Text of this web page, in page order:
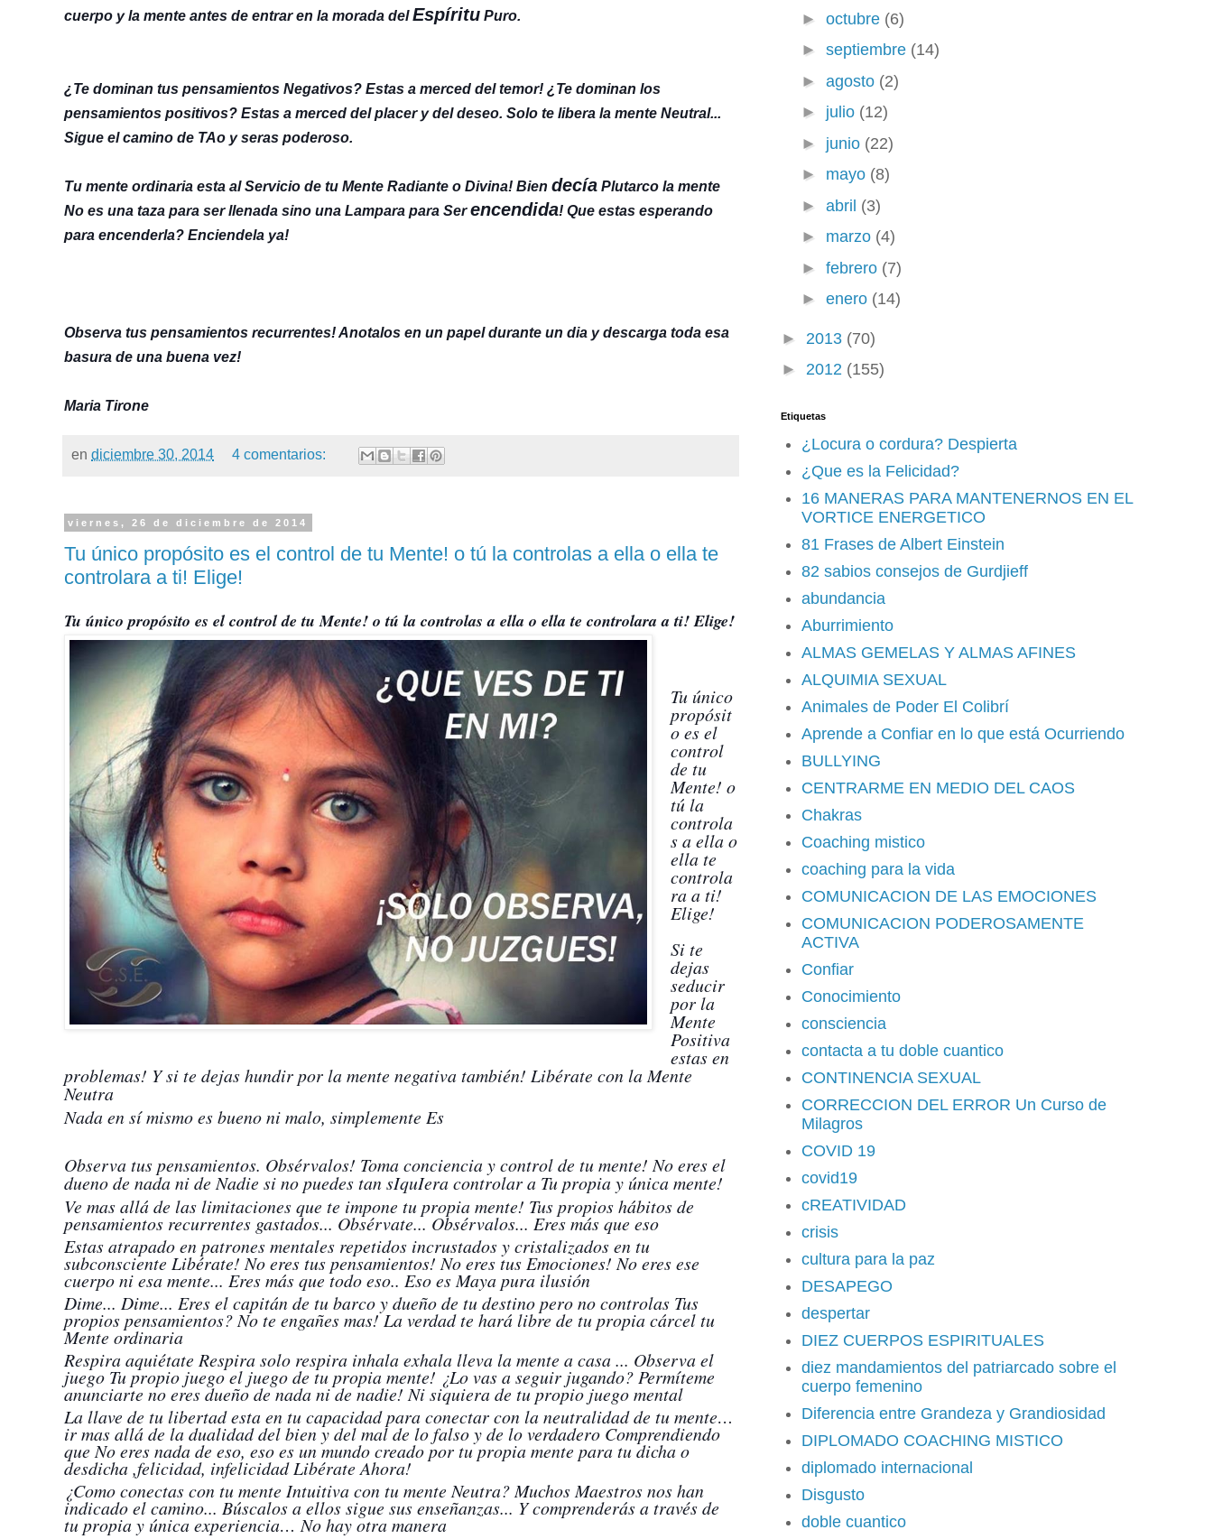
cuerpo y la mente antes de entrar en la morada delEspíritu Puro.
¿Te dominan tus pensamientos Negativos? Estas a merced del temor! ¿Te dominan los
pensamientos positivos? Estas a merced del placer y del deseo. Solo te libera la mente Neutral...
Sigue el camino de TAo y seras poderoso.
Tu mente ordinaria esta al Servicio de tu Mente Radiante o Divina! Bien decía Plutarco la mente
No es una taza para ser llenada sino una Lampara para Serencendida! Que estas esperando
para encenderla? Enciendela ya!
Observa tus pensamientos recurrentes! Anotalos en un papel durante un dia y descarga toda esa
basura de una buena vez!
Maria Tirone
en diciembre 30, 2014 4 comentarios:
viernes, 26 de diciembre de 2014
Tu único propósito es el control de tu Mente! o tú la controlas a ella o ella te
controlara a ti! Elige!
Tu único propósito es el control de tu Mente! o tú la controlas a ella o ella te controlara a ti! Elige!
Tu único
propósit
o es el
control
de tu
Mente! o
tú la
controla
s a ella o
ella te
controla
ra a ti!
Elige!
Si te
dejas
seducir
por la
Mente
Positiva
estas en
problemas! Y si te dejas hundir por la mente negativa también! Libérate con la Mente
Neutra
Nada en sí mismo es bueno ni malo, simplemente Es
Observa tus pensamientos. Obsérvalos! Toma conciencia y control de tu mente! No eres el
dueno de nada ni de Nadie si no puedes tan sIquIera controlar a Tu propia y única mente!
Ve mas allá de las limitaciones que te impone tu propia mente! Tus propios hábitos de
pensamientos recurrentes gastados... Obsérvate... Obsérvalos... Eres más que eso
Estas atrapado en patrones mentales repetidos incrustados y cristalizados en tu
subconsciente Libérate! No eres tus pensamientos! No eres tus Emociones! No eres ese
cuerpo ni esa mente... Eres más que todo eso.. Eso es Maya pura ilusión
Dime... Dime... Eres el capitán de tu barco y dueño de tu destino pero no controlas Tus
propios pensamientos? No te engañes mas! La verdad te hará libre de tu propia cárcel tu
Mente ordinaria
Respira aquiétate Respira solo respira inhala exhala lleva la mente a casa ... Observa el
juego Tu propio juego el juego de tu propia mente! ¿Lo vas a seguir jugando? Permíteme
anunciarte no eres dueño de nada ni de nadie! Ni siquiera de tu propio juego mental
La llave de tu libertad esta en tu capacidad para conectar con la neutralidad de tu mente…
ir mas allá de la dualidad del bien y del mal de lo falso y de lo verdadero Comprendiendo
que No eres nada de eso, eso es un mundo creado por tu propia mente para tu dicha o
desdicha ,felicidad, infelicidad Libérate Ahora!
¿Como conectas con tu mente Intuitiva con tu mente Neutra? Muchos Maestros nos han
indicado el camino... Búscalos a ellos sigue sus enseñanzas... Y comprenderás a través de
tu propia y única experiencia… No hay otra manera
► octubre (6)
► septiembre (14)
► agosto (2)
► julio (12)
► junio (22)
► mayo (8)
► abril (3)
► marzo (4)
► febrero (7)
► enero (14)
► 2013 (70)
► 2012 (155)
Etiquetas
¿Locura o cordura? Despierta
¿Que es la Felicidad?
16 MANERAS PARA MANTENERNOS EN EL
VORTICE ENERGETICO
81 Frases de Albert Einstein
82 sabios consejos de Gurdjieff
abundancia
Aburrimiento
ALMAS GEMELAS Y ALMAS AFINES
ALQUIMIA SEXUAL
Animales de Poder El Colibrí
Aprende a Confiar en lo que está Ocurriendo
BULLYING
CENTRARME EN MEDIO DEL CAOS
Chakras
Coaching mistico
coaching para la vida
COMUNICACION DE LAS EMOCIONES
COMUNICACION PODEROSAMENTE
ACTIVA
Confiar
Conocimiento
consciencia
contacta a tu doble cuantico
CONTINENCIA SEXUAL
CORRECCION DEL ERROR Un Curso de
Milagros
COVID 19
covid19
cREATIVIDAD
crisis
cultura para la paz
DESAPEGO
despertar
DIEZ CUERPOS ESPIRITUALES
diez mandamientos del patriarcado sobre el
cuerpo femenino
Diferencia entre Grandeza y Grandiosidad
DIPLOMADO COACHING MISTICO
diplomado internacional
Disgusto
doble cuantico